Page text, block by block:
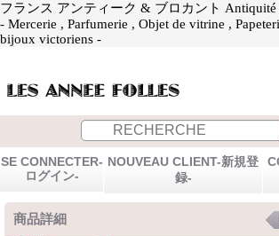
フランス アンティーク & ブロカント Antiquité
- Mercerie , Parfumerie , Objet de vitrine ,
bijoux victoriens -
SE CONNECTER-
ログイン-
NOUVEAU CLIENT-新規登
録-
商品詳細